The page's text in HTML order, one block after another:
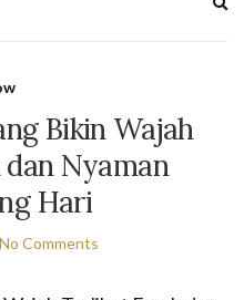
Bikin Wajah
Nyaman
Hari
No Comments